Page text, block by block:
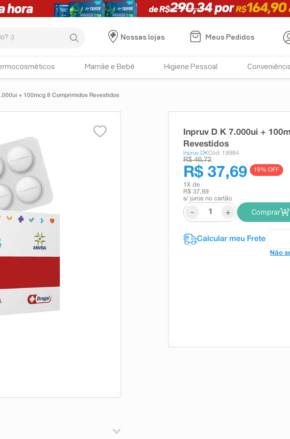
Nossas lojas
Meus Pedidos
Mamãe e Bebê Higiene Pessoal
+ 100mcg 8 Comprimidos Revestidos
Inpruv D K 7.000ui +
Revestidos
Inpruv DKCód: 19984
R$ 46,72
R$ 37,69 19% OFF
1 X de
R$ 37,69
s/ juros no cartão
- + Comprar
Não